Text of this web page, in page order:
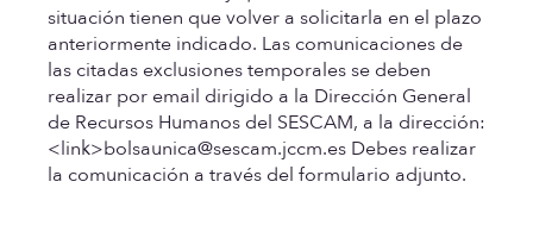
situación tienen que volver a solicitarla en el plazo
anteriormente indicado. Las comunicaciones de
las citadas exclusiones temporales se deben
realizar por email dirigido a la Dirección General
de Recursos Humanos del SESCAM, a la dirección:
<link>bolsaunica@sescam.jccm.es Debes realizar
la comunicación a través del formulario adjunto.